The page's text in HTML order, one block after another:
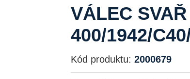
VÁLEC
400/1942/
Kód produktu: 2000679